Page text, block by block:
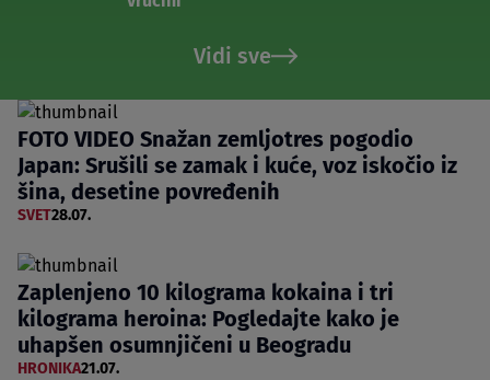
Vidi sve
FOTO VIDEO Snažan zemljotres pogodio
Japan: Srušili se zamak i kuće, voz iskočio iz
šina, desetine povređenih
SVET28.07.
Zaplenjeno 10 kilograma kokaina i tri
kilograma heroina: Pogledajte kako je
uhapšen osumnjičeni u Beogradu
HRONIKA21.07.